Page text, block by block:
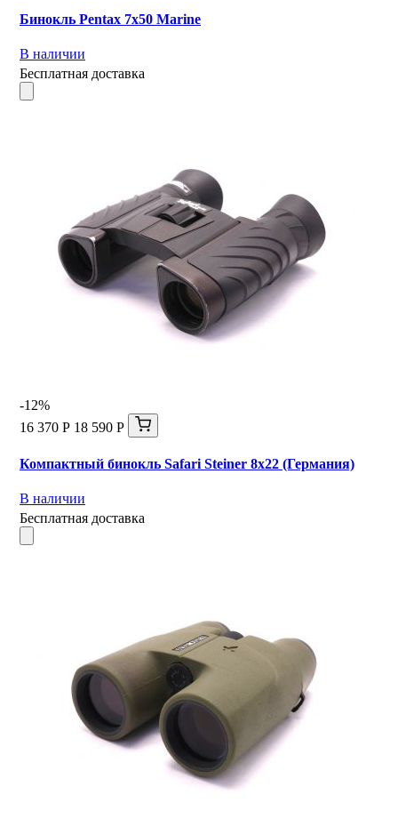
Бинокль Pentax 7x50 Marine
В наличии
Бесплатная доставка
-12%
16 370 Р 18 590 Р
Компактный бинокль Safari Steiner 8x22 (Германия)
В наличии
Бесплатная доставка